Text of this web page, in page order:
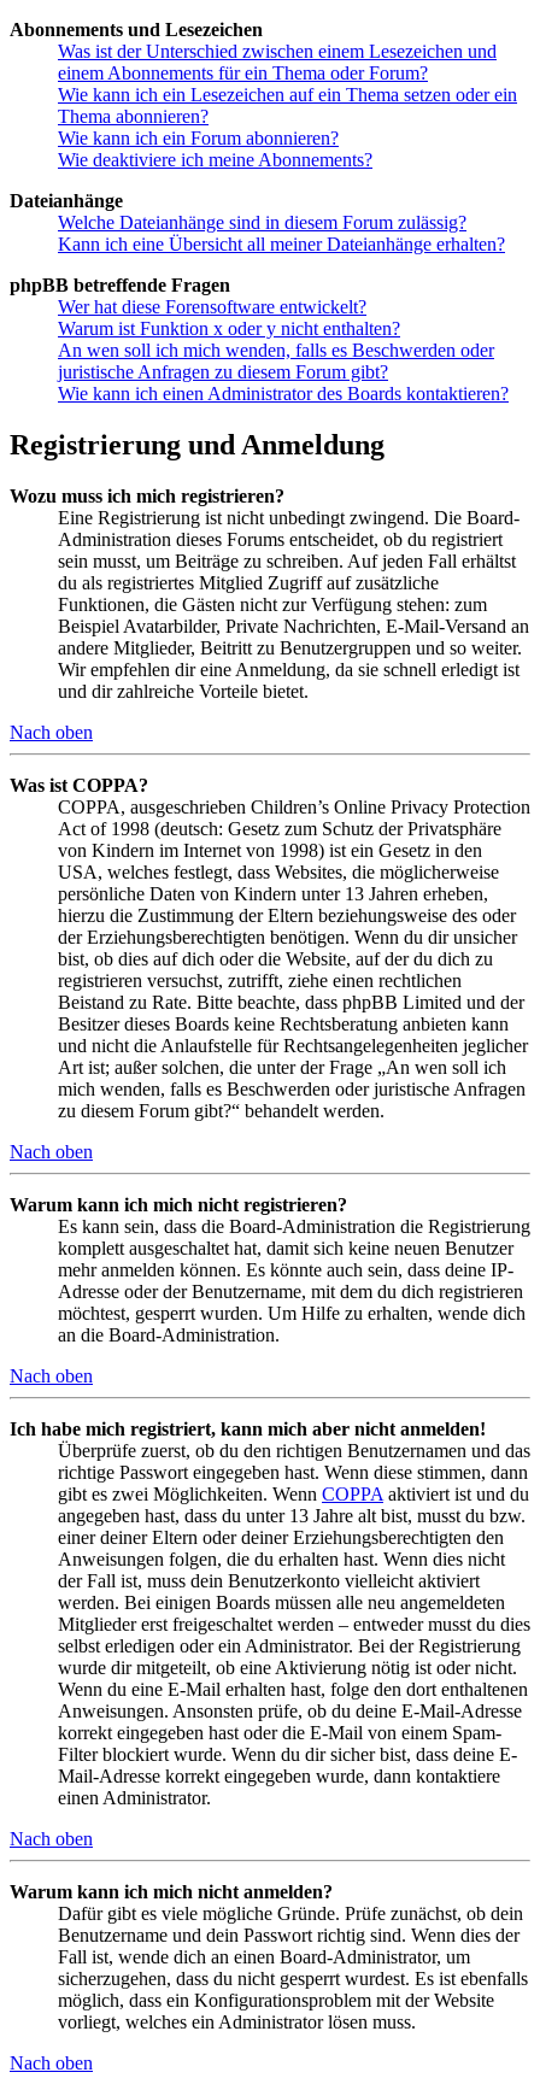
Abonnements und Lesezeichen
Was ist der Unterschied zwischen einem Lesezeichen und
einem Abonnements für ein Thema oder Forum?
Wie kann ich ein Lesezeichen auf ein Thema setzen oder ein
Thema abonnieren?
Wie kann ich ein Forum abonnieren?
Wie deaktiviere ich meine Abonnements?
Dateianhänge
Welche Dateianhänge sind in diesem Forum zulässig?
Kann ich eine Übersicht all meiner Dateianhänge erhalten?
phpBB betreffende Fragen
Wer hat diese Forensoftware entwickelt?
Warum ist Funktion x oder y nicht enthalten?
An wen soll ich mich wenden, falls es Beschwerden oder
juristische Anfragen zu diesem Forum gibt?
Wie kann ich einen Administrator des Boards kontaktieren?
Registrierung und Anmeldung
Wozu muss ich mich registrieren?
Eine Registrierung ist nicht unbedingt zwingend. Die Board-
Administration dieses Forums entscheidet, ob du registriert
sein musst, um Beiträge zu schreiben. Auf jeden Fall erhältst
du als registriertes Mitglied Zugriff auf zusätzliche
Funktionen, die Gästen nicht zur Verfügung stehen: zum
Beispiel Avatarbilder, Private Nachrichten, E-Mail-Versand an
andere Mitglieder, Beitritt zu Benutzergruppen und so weiter.
Wir empfehlen dir eine Anmeldung, da sie schnell erledigt ist
und dir zahlreiche Vorteile bietet.
Nach oben
Was ist COPPA?
COPPA, ausgeschrieben Children’s Online Privacy Protection
Act of 1998 (deutsch: Gesetz zum Schutz der Privatsphäre
von Kindern im Internet von 1998) ist ein Gesetz in den
USA, welches festlegt, dass Websites, die möglicherweise
persönliche Daten von Kindern unter 13 Jahren erheben,
hierzu die Zustimmung der Eltern beziehungsweise des oder
der Erziehungsberechtigten benötigen. Wenn du dir unsicher
bist, ob dies auf dich oder die Website, auf der du dich zu
registrieren versuchst, zutrifft, ziehe einen rechtlichen
Beistand zu Rate. Bitte beachte, dass phpBB Limited und der
Besitzer dieses Boards keine Rechtsberatung anbieten kann
und nicht die Anlaufstelle für Rechtsangelegenheiten jeglicher
Art ist; außer solchen, die unter der Frage „An wen soll ich
mich wenden, falls es Beschwerden oder juristische Anfragen
zu diesem Forum gibt?“ behandelt werden.
Nach oben
Warum kann ich mich nicht registrieren?
Es kann sein, dass die Board-Administration die Registrierung
komplett ausgeschaltet hat, damit sich keine neuen Benutzer
mehr anmelden können. Es könnte auch sein, dass deine IP-
Adresse oder der Benutzername, mit dem du dich registrieren
möchtest, gesperrt wurden. Um Hilfe zu erhalten, wende dich
an die Board-Administration.
Nach oben
Ich habe mich registriert, kann mich aber nicht anmelden!
Überprüfe zuerst, ob du den richtigen Benutzernamen und das
richtige Passwort eingegeben hast. Wenn diese stimmen, dann
gibt es zwei Möglichkeiten. Wenn COPPA aktiviert ist und du
angegeben hast, dass du unter 13 Jahre alt bist, musst du bzw.
einer deiner Eltern oder deiner Erziehungsberechtigten den
Anweisungen folgen, die du erhalten hast. Wenn dies nicht
der Fall ist, muss dein Benutzerkonto vielleicht aktiviert
werden. Bei einigen Boards müssen alle neu angemeldeten
Mitglieder erst freigeschaltet werden – entweder musst du dies
selbst erledigen oder ein Administrator. Bei der Registrierung
wurde dir mitgeteilt, ob eine Aktivierung nötig ist oder nicht.
Wenn du eine E-Mail erhalten hast, folge den dort enthaltenen
Anweisungen. Ansonsten prüfe, ob du deine E-Mail-Adresse
korrekt eingegeben hast oder die E-Mail von einem Spam-
Filter blockiert wurde. Wenn du dir sicher bist, dass deine E-
Mail-Adresse korrekt eingegeben wurde, dann kontaktiere
einen Administrator.
Nach oben
Warum kann ich mich nicht anmelden?
Dafür gibt es viele mögliche Gründe. Prüfe zunächst, ob dein
Benutzername und dein Passwort richtig sind. Wenn dies der
Fall ist, wende dich an einen Board-Administrator, um
sicherzugehen, dass du nicht gesperrt wurdest. Es ist ebenfalls
möglich, dass ein Konfigurationsproblem mit der Website
vorliegt, welches ein Administrator lösen muss.
Nach oben